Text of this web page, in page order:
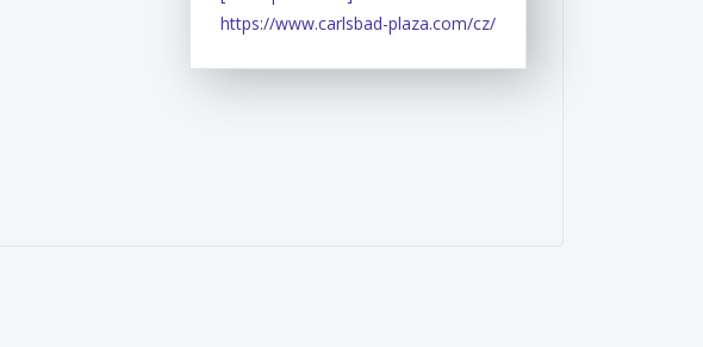
https://www.carlsbad-plaza.com/cz/